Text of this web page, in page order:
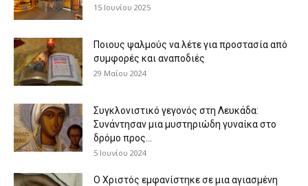
15 Ιουνίου 2025
Ποιους ψαλμούς να λέτε για προστασία από
συμφορές και αναποδιές
29 Μαΐου 2024
Συγκλονιστικό γεγονός στη Λευκάδα:
Συνάντησαν μια μυστηριώδη γυναίκα στο
δρόμο προς...
5 Ιουνίου 2024
Ο Χριστός εμφανίστηκε σε μια αγιασμένη